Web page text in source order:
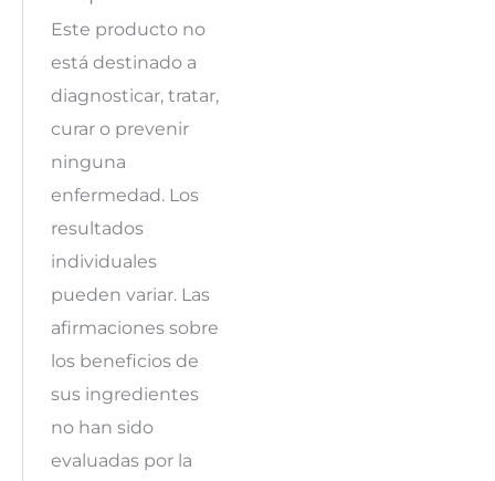
Este producto no
está destinado a
diagnosticar, tratar,
curar o prevenir
ninguna
enfermedad. Los
resultados
individuales
pueden variar. Las
afirmaciones sobre
los beneficios de
sus ingredientes
no han sido
evaluadas por la